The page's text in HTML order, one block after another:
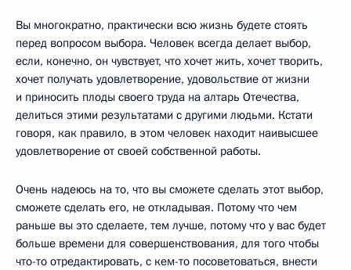
Вы многократно, практически всю жизнь будете стоять
перед вопросом выбора. Человек всегда делает выбор,
если, конечно, он чувствует, что хочет жить, хочет творить,
хочет получать удовлетворение, удовольствие от жизни
и приносить плоды своего труда на алтарь Отечества,
делиться этими результатами с другими людьми. Кстати
говоря, как правило, в этом человек находит наивысшее
удовлетворение от своей собственной работы.
Очень надеюсь на то, что вы сможете сделать этот выбор,
сможете сделать его, не откладывая. Потому что чем
раньше вы это сделаете, тем лучше, потому что у вас будет
больше времени для совершенствования, для того чтобы
что-то отредактировать, с кем-то посоветоваться, внести